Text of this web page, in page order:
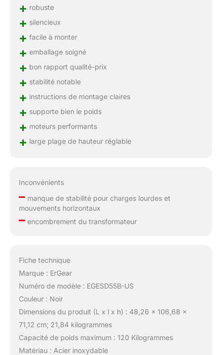
+ robuste
+ silencieux
+ facile à monter
+ emballage soigné
+ bon rapport qualité-prix
+ stabilité notable
+ instructions de montage claires
+ supporte bien le poids
+ moteurs performants
+ large plage de hauteur réglable
Inconvénients
–manque de stabilité pour charges lourdes et
mouvements horizontaux
–encombrement du transformateur
Fiche technique
Marque : ErGear
Numéro de modèle : EGESD55B-US
Couleur : Noir
Dimensions du produit (L x l x h) : 48,26 x 106,68 x
71,12 cm; 21,84 kilogrammes
Capacité de poids maximum : 120 Kilogrammes
Matériau : Acier inoxydable